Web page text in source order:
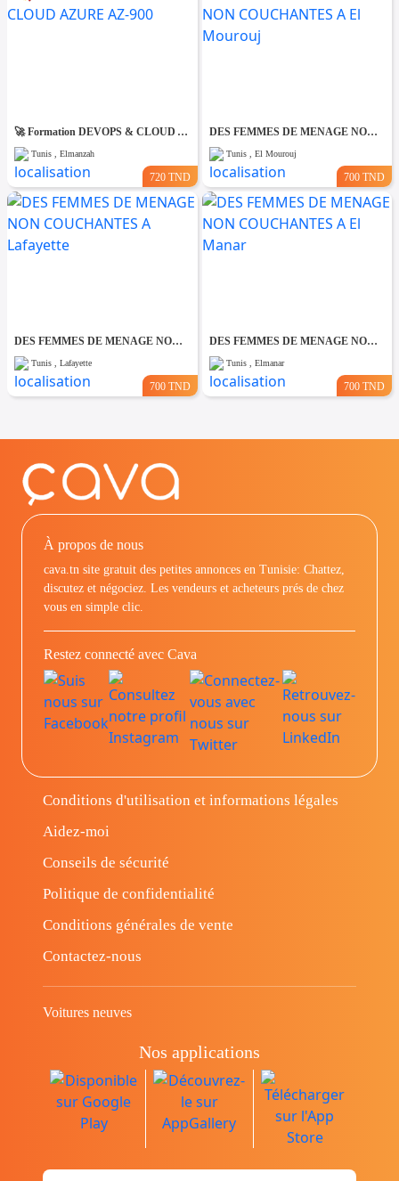
🚀 Formation DEVOPS & CLOUD AZURE AZ-900
Tunis , Elmanzah
720 TND
DES FEMMES DE MENAGE NON COUCHANTES A El Mourouj
Tunis , El Mourouj
700 TND
DES FEMMES DE MENAGE NON COUCHANTES A Lafayette
Tunis , Lafayette
700 TND
DES FEMMES DE MENAGE NON COUCHANTES A El Manar
Tunis , Elmanar
700 TND
À propos de nous
cava.tn site gratuit des petites annonces en Tunisie: Chattez,
discutez et négociez. Les vendeurs et acheteurs prés de chez
vous en simple clic.
Restez connecté avec Cava
Conditions d'utilisation et informations légales
Aidez-moi
Conseils de sécurité
Politique de confidentialité
Conditions générales de vente
Contactez-nous
Voitures neuves
Nos applications